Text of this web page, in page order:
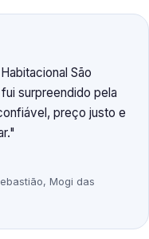
São
surpreendido pela
preço justo e
Mogi das